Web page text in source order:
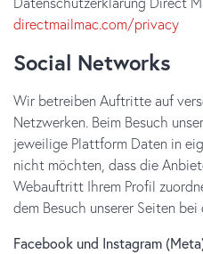
directmailmac.com/privacy
Social Networks
Wir betreiben Auftritte auf
Netzwerken. Beim Besuch
jeweilige Plattform Daten in
nicht möchten, dass die
Webauftritt Ihrem Profil
dem Besuch unserer Seiten
Facebook und Instagram